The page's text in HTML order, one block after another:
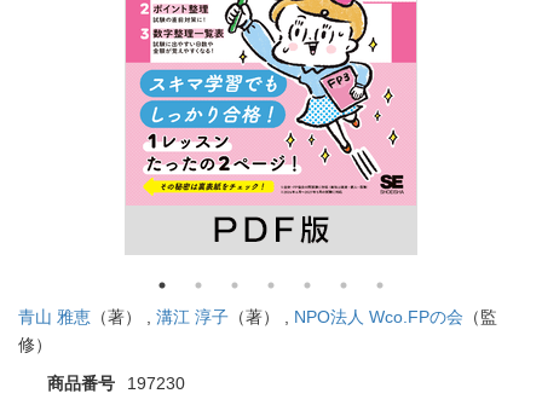
青山 雅恵 （著） , 溝江 淳子 （著） , NPO法人 Wco.FPの会 （監
修）
商品番号
197230